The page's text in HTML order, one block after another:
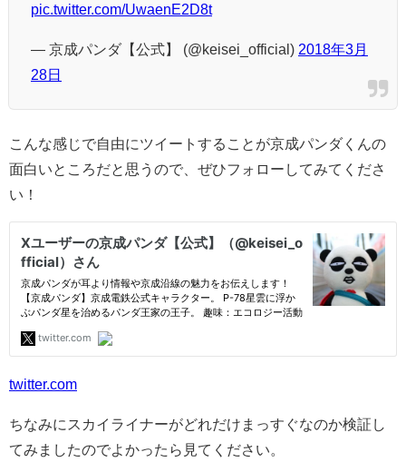
pic.twitter.com/UwaenE2D8t
— 京成パンダ【公式】 (@keisei_official) 2018年3月
28日
こんな感じで自由にツイートすることが京成パンダくんの
面白いところだと思うので、ぜひフォローしてみてくださ
い！
twitter.com
ちなみにスカイライナーがどれだけまっすぐなのか検証し
てみましたのでよかったら見てください。